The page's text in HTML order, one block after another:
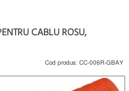
CABLU ROSU,
Cod produs: CC-006R-GBAY